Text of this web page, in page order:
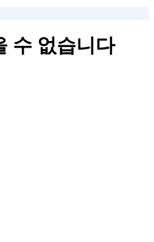
수 없습니다